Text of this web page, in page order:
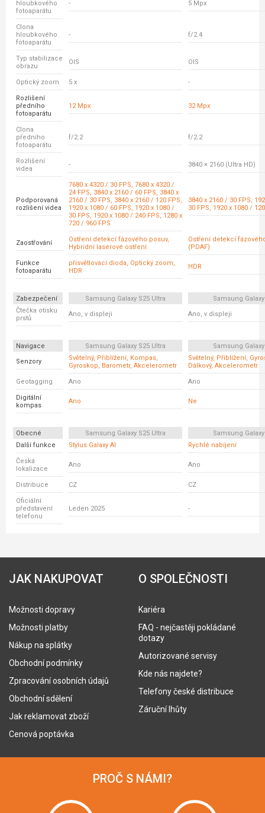
hloubkového
fotoaparátu
- 5 Mpx
Clona
hloubkového
fotoaparátu
- f/2.4
Typ stabilizace
obrazu
OIS OIS
Optický zoom 5 x -
Rozlišení
předního
fotoaparátu
12 Mpx 32 Mpx
Clona
předního
fotoaparátu
f/2.2 f/2.2
Rozlišení
videa
- 3840 × 2160 (Ultra HD)
Podporovaná
rozlišení videa
7680 x 4320 / 30 FPS, 7680 x 4320 /
24 FPS, 3840 x 2160 / 60 FPS, 3840 x
2160 / 30 FPS, 3840 x 2160 / 120 FPS,
1920 x 1080 / 60 FPS, 1920 x 1080 /
30 FPS, 1920 x 1080 / 240 FPS, 1280 x
720 / 960 FPS
3840 x 2160 / 30 FPS,
30 FPS, 1920 x 1080 /
Zaostřování
Ostření detekcí fázového posuv,
Hybridní laserové ostření
Ostření detekcí
(PDAF)
Funkce
fotoaparátu
přisvětlovací dioda, Optický zoom,
HDR
HDR
Zabezpečení Samsung Galaxy S25 Ultra
Samsung Galaxy
Čtečka otisku
prstů
Ano, v displeji Ano, v displeji
Navigace Samsung Galaxy S25 Ultra
Samsung Galaxy
Senzory
Světelný, Přiblížení, Kompas,
Gyroskop, Barometr, Akcelerometr
Světelný, Přiblížení,
Dálkový, Akcelerometr
Geotagging Ano Ano
Digitální
kompas
Ano Ne
Obecné Samsung Galaxy S25 Ultra
Samsung Galaxy
Další funkce
Stylus Galaxy AI Rychlé nabíjení
Česká
lokalizace
Ano Ano
Distribuce CZ CZ
Oficiální
představení
telefonu
Leden 2025 -
JAK NAKUPOVAT
Možnosti dopravy
Možnosti platby
Nákup na splátky
Obchodní podmínky
Zpracování osobních údajů
Obchodní sdělení
Jak reklamovat zboží
Cenová poptávka
O SPOLEČNOSTI
Kariéra
FAQ - nejčastěji pokládané
dotazy
Autorizované servisy
Kde nás najdete?
Telefony české distribuce
Záruční lhůty
PROČ S NÁMI?